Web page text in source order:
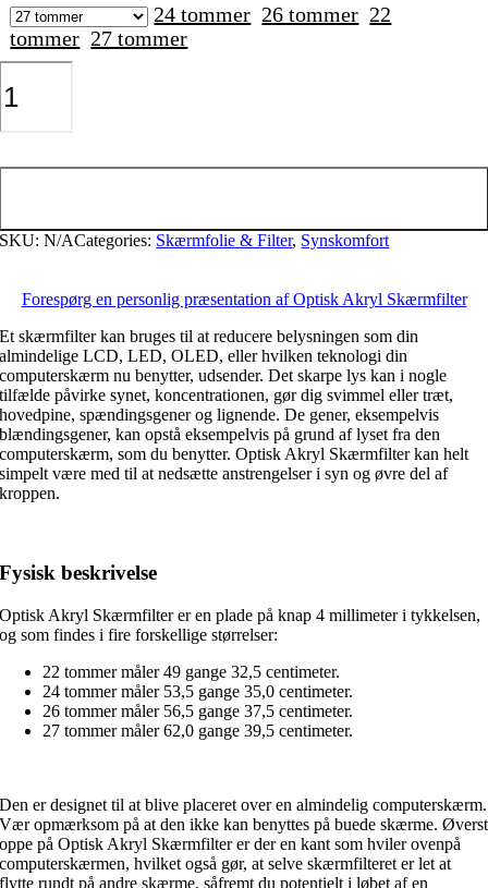
24 tommer 26 tommer 22
tommer 27 tommer
SKU:N/ACategories: Skærmfolie & Filter, Synskomfort
Forespørg en personlig præsentation af Optisk Akryl Skærmfilter
Et skærmfilter kan bruges til at reducere belysningen som din
almindelige LCD, LED, OLED, eller hvilken teknologi din
computerskærm nu benytter, udsender. Det skarpe lys kan i nogle
tilfælde påvirke synet, koncentrationen, gør dig svimmel eller træt,
hovedpine, spændingsgener og lignende. De gener, eksempelvis
blændingsgener, kan opstå eksempelvis på grund af lyset fra den
computerskærm, som du benytter. Optisk Akryl Skærmfilter kan helt
simpelt være med til at nedsætte anstrengelser i syn og øvre del af
kroppen.
Fysisk beskrivelse
Optisk Akryl Skærmfilter er en plade på knap 4 millimeter i tykkelsen,
og som findes i fire forskellige størrelser:
22 tommer måler 49 gange 32,5 centimeter.
24 tommer måler 53,5 gange 35,0 centimeter.
26 tommer måler 56,5 gange 37,5 centimeter.
27 tommer måler 62,0 gange 39,5 centimeter.
Den er designet til at blive placeret over en almindelig computerskærm.
Vær opmærksom på at den ikke kan benyttes på buede skærme. Øverst
oppe på Optisk Akryl Skærmfilter er der en kant som hviler ovenpå
computerskærmen, hvilket også gør, at selve skærmfilteret er let at
flytte rundt på andre skærme, såfremt du potentielt i løbet af en